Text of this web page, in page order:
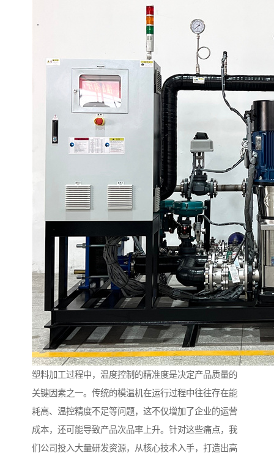
塑料加工过程中，温度控制的精准度是决定产品质量的
关键因素之一。传统的模温机在运行过程中往往存在能
耗高、温控精度不足等问题，这不仅增加了企业的运营
成本，还可能导致产品次品率上升。针对这些痛点，我
们公司投入大量研发资源，从核心技术入手，打造出高